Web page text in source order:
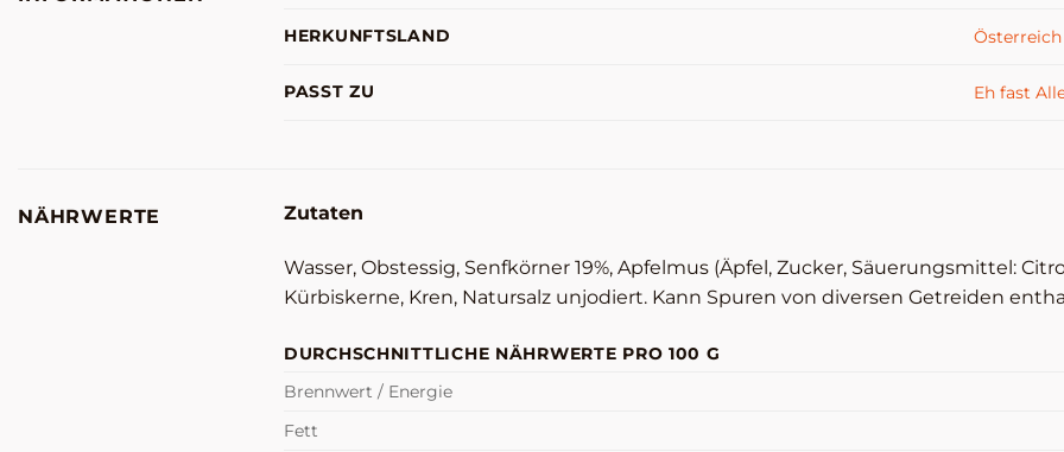
HERKUNFTSLAND Österreich
PASST ZU Eh fast
NÄHRWERTE Zutaten
Wasser, Obstessig, Senfkörner 19%, Apfelmus (Äpfel, Zucker, Säuerungsmittel:
Kürbiskerne, Kren, Natursalz unjodiert. Kann Spuren von diversen Getreiden
DURCHSCHNITTLICHE NÄHRWERTE PRO 100 G
Brennwert / Energie
Fett